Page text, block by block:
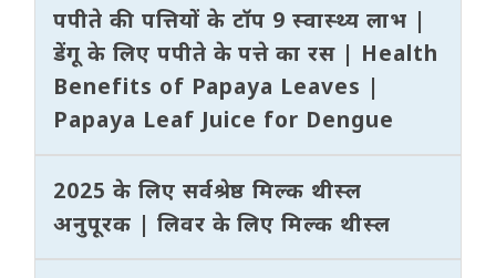
पपीते की पत्तियों के टॉप 9 स्वास्थ्य लाभ |
डेंगू के लिए पपीते के पत्ते का रस | Health
Benefits of Papaya Leaves |
Papaya Leaf Juice for Dengue
2025 के लिए सर्वश्रेष्ठ मिल्क थीस्ल
अनुपूरक | लिवर के लिए मिल्क थीस्ल